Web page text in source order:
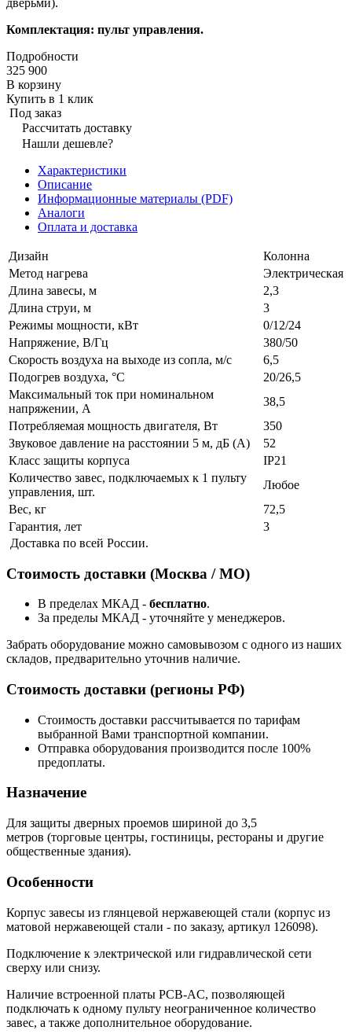
Комплектация: пульт управления.
Подробности
325 900
В корзину
Купить в 1 клик
Под заказ
Рассчитать доставку
Нашли дешевле?
Характеристики
Описание
Информационные материалы (PDF)
Аналоги
Оплата и доставка
Дизайн
Колонна
Метод нагрева
Электрическая
Длина завесы, м
2,3
Длина струи, м
3
Режимы мощности, кВт
0/12/24
Напряжение, В/Гц
380/50
Скорость воздуха на выходе из сопла, м/с
6,5
Подогрев воздуха, °С
20/26,5
Максимальный ток при номинальном
напряжении, А
38,5
Потребляемая мощность двигателя, Вт
350
Звуковое давление на расстоянии 5 м, дБ (А)
52
Класс защиты корпуса
IP21
Количество завес, подключаемых к 1 пульту
управления, шт.
Любое
Вес, кг
72,5
Гарантия, лет
3
Доставка по всей России.
Стоимость доставки (Москва / МО)
В пределах МКАД - бесплатно.
За пределы МКАД - уточняйте у менеджеров.
Забрать оборудование можно самовывозом с одного из наших
складов, предварительно уточнив наличие.
Стоимость доставки (регионы РФ)
Стоимость доставки рассчитывается по тарифам
выбранной Вами транспортной компании.
Отправка оборудования производится после 100%
предоплаты.
Назначение
Для защиты дверных проемов шириной до 3,5
метров (торговые центры, гостиницы, рестораны и другие
общественные здания).
Особенности
Корпус завесы из глянцевой нержавеющей стали (корпус из
матовой нержавеющей стали - по заказу, артикул 126098).
Подключение к электрической или гидравлической сети
сверху или снизу.
Наличие встроенной платы PCB-AC, позволяющей
подключать к одному пульту неограниченное количество
завес, а также дополнительное оборудование.